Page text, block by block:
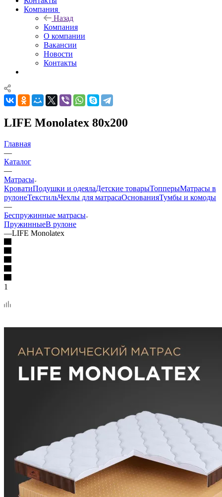
Компания
Назад
Компания
О компании
Вакансии
Новости
Контакты
LIFE Monolatex 80x200
Главная
—
Каталог
—
Матрасы
КроватиПодушки и одеялаДетские товарыТопперыМатрасы в
рулонеТекстильЧехлы для матрасаОснованияТумбы и комоды
—
Беспружинные матрасы
ПружинныеВ рулоне
—LIFE Monolatex
1